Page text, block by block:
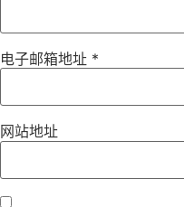
电子邮箱地址 *
网站地址